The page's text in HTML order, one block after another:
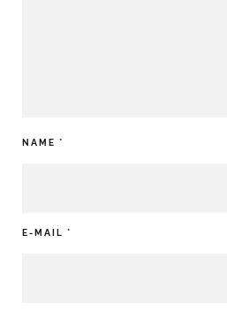
NAME *
E-MAIL *